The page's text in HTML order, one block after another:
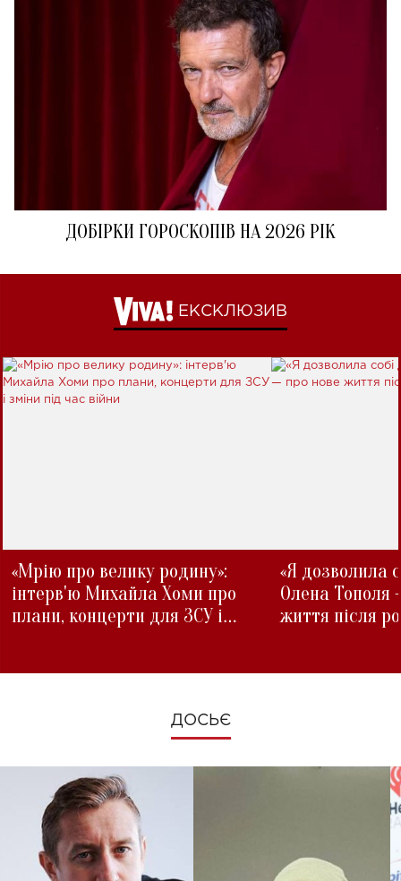
ДОБІРКИ ГОРОСКОПІВ НА 2026 РІК
ЕКСКЛЮЗИВ
«Мрію про велику родину»:
інтерв'ю Михайла Хоми про
плани, концерти для ЗСУ і
«Я дозволила
Олена Тополя
життя після
ДОСЬЄ